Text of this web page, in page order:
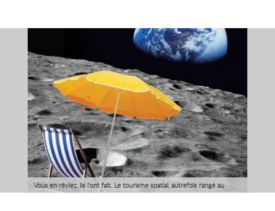
Vous en rêviez, ils l’ont fait. Le tourisme spatial, autrefois rangé au